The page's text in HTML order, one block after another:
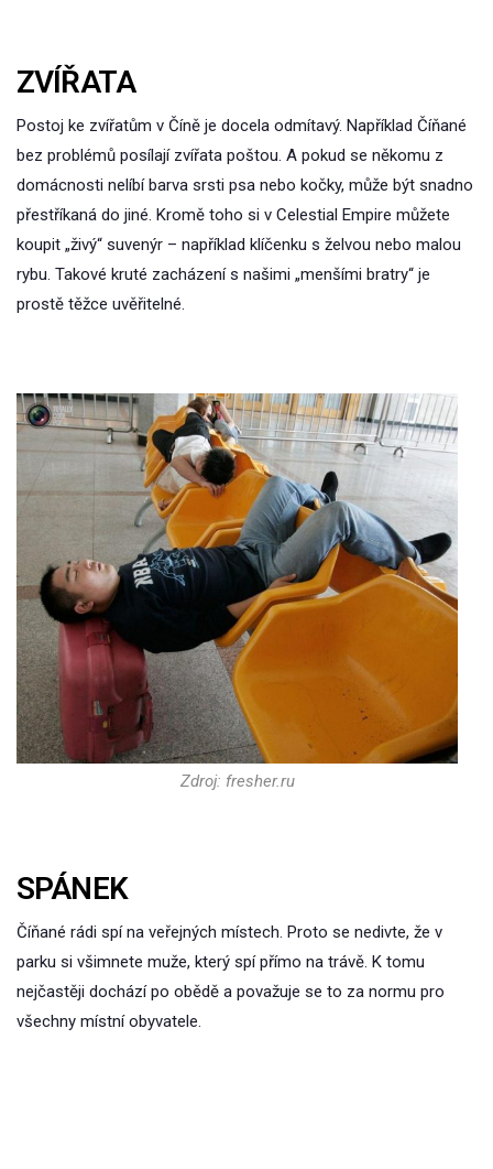
ZVÍŘATA
Postoj ke zvířatům v Číně je docela odmítavý. Například Číňané
bez problémů posílají zvířata poštou. A pokud se někomu z
domácnosti nelíbí barva srsti psa nebo kočky, může být snadno
přestříkaná do jiné. Kromě toho si v Celestial Empire můžete
koupit „živý“ suvenýr – například klíčenku s želvou nebo malou
rybu. Takové kruté zacházení s našimi „menšími bratry“ je
prostě těžce uvěřitelné.
Zdroj: fresher.ru
SPÁNEK
Číňané rádi spí na veřejných místech. Proto se nedivte, že v
parku si všimnete muže, který spí přímo na trávě. K tomu
nejčastěji dochází po obědě a považuje se to za normu pro
všechny místní obyvatele.